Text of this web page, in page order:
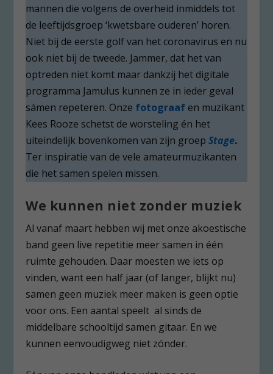
mannen die volgens de overheid inmiddels tot
de leeftijdsgroep ‘kwetsbare ouderen’ horen.
Niet bij de eerste golf van het coronavirus en nu
ook niet bij de tweede. Jammer, dat het van
optreden niet komt maar dankzij het digitale
programma Jamulus kunnen ze in ieder geval
sámen repeteren. Onze fotograaf en muzikant
Kees Rooze schetst de worsteling én het
uiteindelijk bovenkomen van zijn groepStage.
Ter inspiratie van de vele amateurmuzikanten
die het samen spelen missen.
We kunnen niet zonder muziek
Al vanaf maart hebben wij met onze akoestische
band geen live repetitie meer samen in één
ruimte gehouden. Daar moesten we iets op
vinden, want een half jaar (of langer, blijkt nu)
samen geen muziek meer maken is geen optie
voor ons. Een aantal speelt al sinds de
middelbare schooltijd samen gitaar. En we
kunnen eenvoudigweg niet zónder.